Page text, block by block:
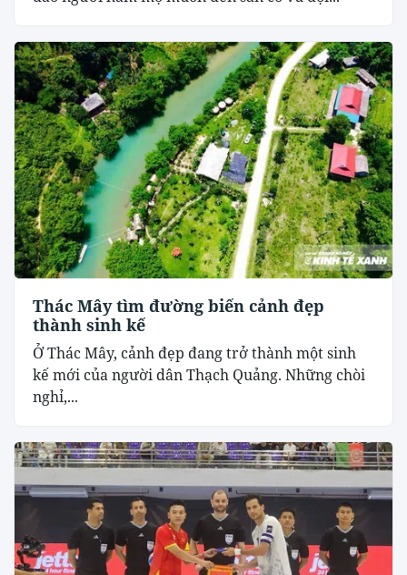
Thác Mây tìm đường biến cảnh đẹp
thành sinh kế
Ở Thác Mây, cảnh đẹp đang trở thành một sinh
kế mới của người dân Thạch Quảng. Những chòi
nghỉ,...